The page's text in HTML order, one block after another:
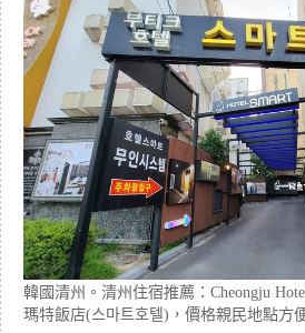
韓國清州。清州住宿推薦：Cheongju
瑪特飯店(스마트호텔)，價格親民地點方